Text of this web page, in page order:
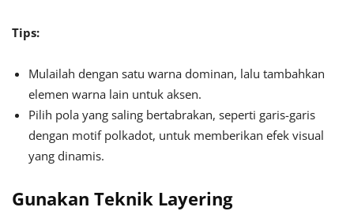
Tips:
Mulailah dengan satu warna dominan, lalu tambahkan
elemen warna lain untuk aksen.
Pilih pola yang saling bertabrakan, seperti garis-garis
dengan motif polkadot, untuk memberikan efek visual
yang dinamis.
Gunakan Teknik Layering